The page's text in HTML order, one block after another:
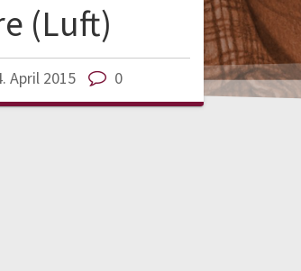
(Luft)
April 2015 0